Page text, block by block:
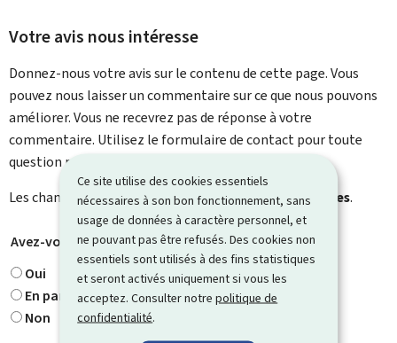
Ce site utilise des cookies essentiels
nécessaires à son bon fonctionnement, sans
usage de données à caractère personnel, et
ne pouvant pas être refusés. Des cookies non
essentiels sont utilisés à des fins statistiques
et seront activés uniquement si vous les
acceptez. Consulter notrepolitique de
confidentialité.
Votre avis nous intéresse
Donnez-nous votre avis sur le contenu de cette page. Vous
pouvez nous laisser un commentaire sur ce que nous pouvons
améliorer. Vous ne recevrez pas de réponse à votre
commentaire. Utilisez le formulaire de contact pour toute
question particulière.
Les champs marqués d’une étoile ( * ) sontobligatoires.
Avez-vous trouvé ce que vous cherchiez ? *
Oui
En partie
Non